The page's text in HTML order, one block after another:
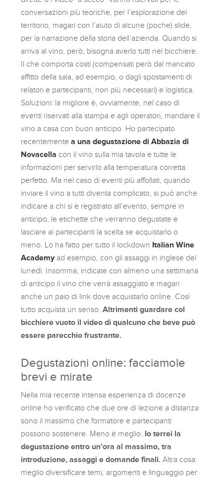
conversazioni più teoriche, per l’esplorazione del
territorio, magari con l’aiuto di alcune (poche) slide,
per la narrazione della storia dell’azienda. Quando si
arriva al vino, però, bisogna averlo tutti nel bicchiere.
Il che comporta costi (compensati però dal mancato
affitto della sala, ad esempio, o dagli spostamenti di
relatori e partecipanti, non più necessari) e logistica.
Soluzioni: la migliore è, ovviamente, nel caso di
eventi riservati alla stampa e agli operatori, mandare il
vino a casa con buon anticipo. Ho partecipato
recentementea una degustazione di Abbazia di
Novacella con il vino sulla mia tavola e tutte le
informazioni per servirlo alla temperatura corretta:
perfetto. Ma nel caso di eventi più affollati, quando
inviare il vino a tutti diventa complicato, si può anche
indicare a chi si è registrato all’evento, sempre in
anticipo, le etichette che verranno degustate e
lasciare ai partecipanti la scelta se acquistarlo o
meno. Lo ha fatto per tutto il lockdown Italian Wine
Academyad esempio, con gli assaggi in inglese del
lunedì. Insomma, indicate con almeno una settimana
di anticipo il vino che verrà assaggiato e magari
anche un paio di link dove acquistarlo online. Così
tutto acquista un senso.Altrimenti guardare col
bicchiere vuoto il video di qualcuno che beve può
essere parecchio frustrante.
Degustazioni online: facciamole
brevi e mirate
Nella mia recente intensa esperienza di docenze
online ho verificato che due ore di lezione a distanza
sono il massimo che formatore e partecipanti
possono sostenere. Meno è meglio. Io terrei la
degustazione entro un’ora al massimo, tra
introduzione, assaggi e domande finali. Altra cosa:
meglio diversificare temi, argomenti e linguaggio per